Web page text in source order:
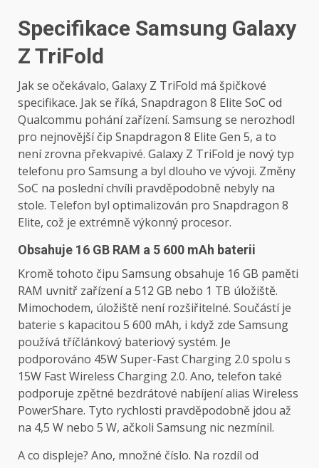
Specifikace Samsung Galaxy
Z TriFold
Jak se očekávalo, Galaxy Z TriFold má špičkové
specifikace. Jak se říká, Snapdragon 8 Elite SoC od
Qualcommu pohání zařízení. Samsung se nerozhodl
pro nejnovější čip Snapdragon 8 Elite Gen 5, a to
není zrovna překvapivé. Galaxy Z TriFold je nový typ
telefonu pro Samsung a byl dlouho ve vývoji. Změny
SoC na poslední chvíli pravděpodobně nebyly na
stole. Telefon byl optimalizován pro Snapdragon 8
Elite, což je extrémně výkonný procesor.
Obsahuje 16 GB RAM a 5 600 mAh baterii
Kromě tohoto čipu Samsung obsahuje 16 GB paměti
RAM uvnitř zařízení a 512 GB nebo 1 TB úložiště.
Mimochodem, úložiště není rozšiřitelné. Součástí je
baterie s kapacitou 5 600 mAh, i když zde Samsung
používá tříčlánkový bateriový systém. Je
podporováno 45W Super-Fast Charging 2.0 spolu s
15W Fast Wireless Charging 2.0. Ano, telefon také
podporuje zpětné bezdrátové nabíjení alias Wireless
PowerShare. Tyto rychlosti pravděpodobně jdou až
na 4,5 W nebo 5 W, ačkoli Samsung nic nezmínil.
A co displeje? Ano, množné číslo. Na rozdíl od